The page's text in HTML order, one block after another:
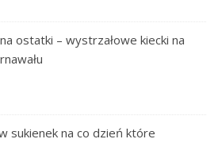
ostatki – wystrzałowe kiecki na
sukienek na co dzień które